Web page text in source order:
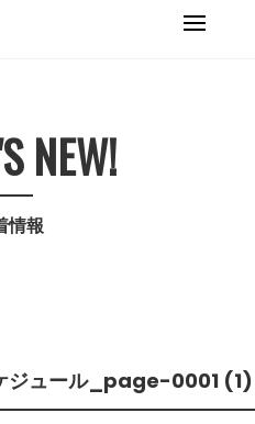
Primary
NEW!
情報
ジュール_page-0001 (1)